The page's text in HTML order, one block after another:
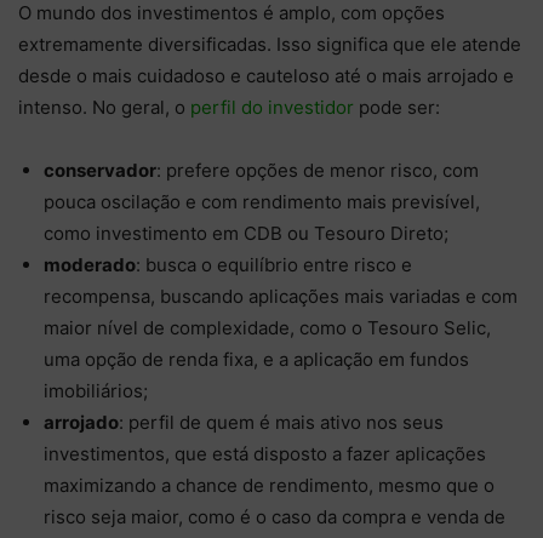
O mundo dos investimentos é amplo, com opções
extremamente diversificadas. Isso significa que ele atende
desde o mais cuidadoso e cauteloso até o mais arrojado e
intenso. No geral, o perfil do investidor pode ser:
conservador: prefere opções de menor risco, com
pouca oscilação e com rendimento mais previsível,
como investimento em CDB ou Tesouro Direto;
moderado: busca o equilíbrio entre risco e
recompensa, buscando aplicações mais variadas e com
maior nível de complexidade, como o Tesouro Selic,
uma opção de renda fixa, e a aplicação em fundos
imobiliários;
arrojado: perfil de quem é mais ativo nos seus
investimentos, que está disposto a fazer aplicações
maximizando a chance de rendimento, mesmo que o
risco seja maior, como é o caso da compra e venda de